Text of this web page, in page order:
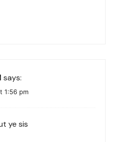
says:
1:56 pm
ye sis